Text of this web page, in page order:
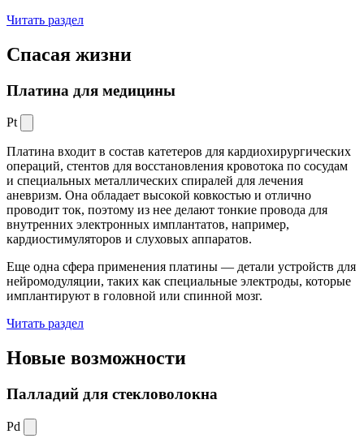
Читать раздел
Спасая жизни
Платина для медицины
Pt
Платина входит в состав катетеров для кардиохирургических
операций, стентов для восстановления кровотока по сосудам
и специальных металлических спиралей для лечения
аневризм. Она обладает высокой ковкостью и отлично
проводит ток, поэтому из нее делают тонкие провода для
внутренних электронных имплантатов, например,
кардиостимуляторов и слуховых аппаратов.
Еще одна сфера применения платины — детали устройств для
нейромодуляции, таких как специальные электроды, которые
имплантируют в головной или спинной мозг.
Читать раздел
Новые возможности
Палладий для стекловолокна
Pd